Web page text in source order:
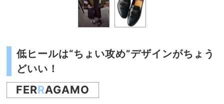
低ヒールは“ちょい攻め”デザインがちょう
どいい！
FERRAGAMO